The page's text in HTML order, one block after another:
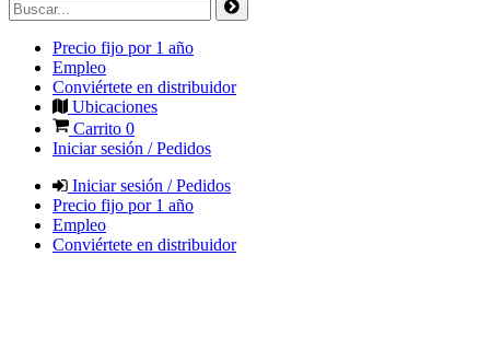
Precio fijo por 1 año
Empleo
Conviértete en distribuidor
Ubicaciones
Carrito 0
Iniciar sesión / Pedidos
Iniciar sesión / Pedidos
Precio fijo por 1 año
Empleo
Conviértete en distribuidor